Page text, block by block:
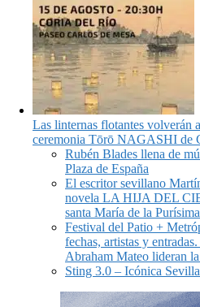
Las linternas flotantes volverán
ceremonia Tōrō NAGASHI de
Rubén Blades llena de
Plaza de España
El escritor sevillano
novela LA HIJA DEL
santa María de la
Festival del Patio +
fechas, artistas y
Abraham Mateo lideran
Sting 3.0 – Icónica